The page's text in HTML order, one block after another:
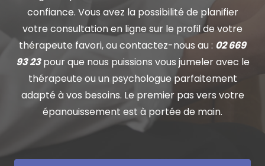
confiance. Vous avez la possibilité de planifier
votre consultation en ligne sur le profil de votre
thérapeute favori, ou contactez-nous au : 02 669
93 23pour que nous puissions vous jumeler avec le
thérapeute ou un psychologue parfaitement
adapté à vos besoins. Le premier pas vers votre
épanouissement est à portée de main.